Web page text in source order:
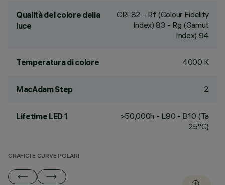
Qualità del colore della
luce
CRI 82 - Rf (Colour Fidelity
Index) 83 - Rg (Gamut
Index) 94
Temperatura di colore 4000 K
MacAdam Step 2
Lifetime LED 1
>50,000h - L90 - B10 (Ta
25°C)
GRAFICI E CURVE POLARI